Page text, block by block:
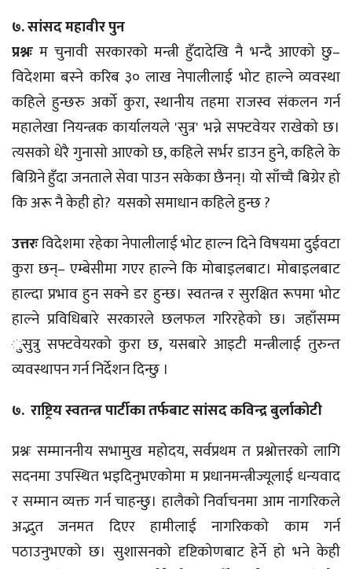
७. सांसद महावीर पुन
प्रश्नःम चुनावी सरकारको मन्त्री हुँदादेखि नै भन्दै आएको छु–
विदेशमा बस्ने करिब ३० लाख नेपालीलाई भोट हाल्ने व्यवस्था
कहिले हुन्छरु अर्को कुरा, स्थानीय तहमा राजस्व संकलन गर्न
महालेखा नियन्त्रक कार्यालयले 'सुत्र' भन्ने सफ्टवेयर राखेको छ।
त्यसको धेरै गुनासो आएको छ, कहिले सर्भर डाउन हुने, कहिले के
बिग्रिने हुँदा जनताले सेवा पाउन सकेका छैनन्। यो साँच्चै बिग्रेर हो
कि अरू नै केही हो? यसको समाधान कहिले हुन्छ ?
उत्तरःविदेशमा रहेका नेपालीलाई भोट हाल्न दिने विषयमा दुईवटा
कुरा छन्– एम्बेसीमा गएर हाल्ने कि मोबाइलबाट। मोबाइलबाट
हाल्दा प्रभाव हुन सक्ने डर हुन्छ। स्वतन्त्र र सुरक्षित रूपमा भोट
हाल्ने प्रविधिबारे सरकारले छलफल गरिरहेको छ। जहाँसम्म
ुसुत्रु सफ्टवेयरको कुरा छ, यसबारे आइटी मन्त्रीलाई तुरुन्त
व्यवस्थापन गर्न निर्देशन दिन्छु ।
७. राष्ट्रिय स्वतन्त्र पार्टीका तर्फबाट सांसद कविन्द्र बुर्लाकोटी
प्रश्नः सम्माननीय सभामुख महोदय, सर्वप्रथम त प्रश्नोत्तरको लागि
सदनमा उपस्थित भइदिनुभएकोमा म प्रधानमन्त्रीज्यूलाई धन्यवाद
र सम्मान व्यक्त गर्न चाहन्छु। हालैको निर्वाचनमा आम नागरिकले
अद्भुत जनमत दिएर हामीलाई नागरिकको काम गर्न
पठाउनुभएको छ। सुशासनको दृष्टिकोणबाट हेर्ने हो भने केही